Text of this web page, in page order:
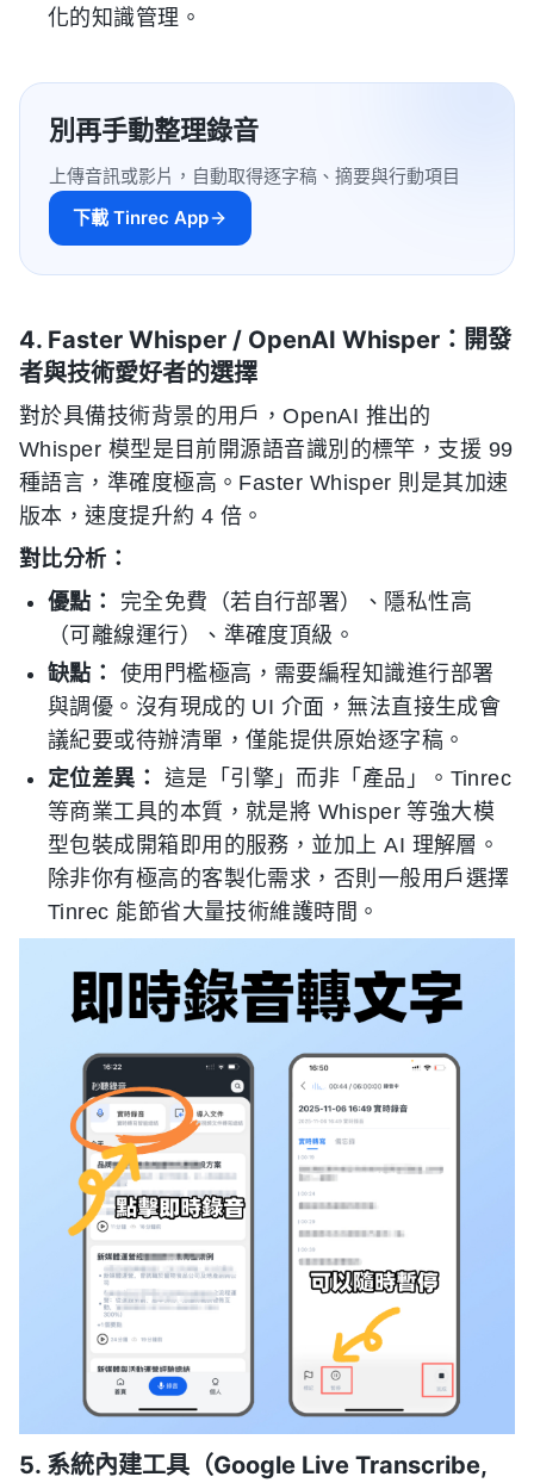
化的知識管理。
別再手動整理錄音
上傳音訊或影片，自動取得逐字稿、摘要與行動項目
下載 Tinrec App
4. Faster Whisper / OpenAI Whisper：開發
者與技術愛好者的選擇
對於具備技術背景的用戶，OpenAI 推出的
Whisper 模型是目前開源語音識別的標竿，支援 99
種語言，準確度極高。Faster Whisper 則是其加速
版本，速度提升約 4 倍。
對比分析：
優點：
完全免費（若自行部署）、隱私性高
（可離線運行）、準確度頂級。
缺點：
使用門檻極高，需要編程知識進行部署
與調優。沒有現成的 UI 介面，無法直接生成會
議紀要或待辦清單，僅能提供原始逐字稿。
定位差異：
這是「引擎」而非「產品」。Tinrec
等商業工具的本質，就是將 Whisper 等強大模
型包裝成開箱即用的服務，並加上 AI 理解層。
除非你有極高的客製化需求，否則一般用戶選擇
Tinrec 能節省大量技術維護時間。
5. 系統內建工具（Google Live Transcribe,